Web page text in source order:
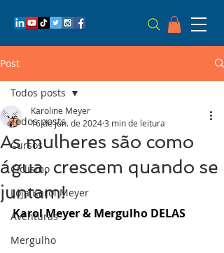
Post
Todos posts
Cursos
Ciclismo
Loja Karol Meyer
Aventuras
Mergulho
Todos posts
As mulheres são como
água, crescem quando se
juntam!
Karoline Meyer
16 de jun. de 20243 min de leitura
Karol Meyer & Mergulho DELAS